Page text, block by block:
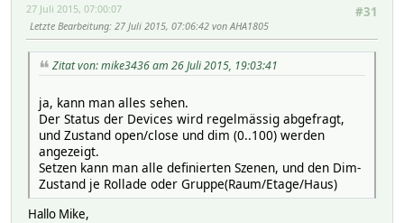
#31
27 Juli 2015, 07:00:07
Letzte Bearbeitung: 27 Juli 2015, 07:06:42 von AHA1805
Zitat von: mike3436 am 26 Juli 2015, 19:03:41
ja, kann man alles sehen.
Der Status der Devices wird regelmässig abgefragt,
und Zustand open/close und dim (0..100) werden
angezeigt.
Setzen kann man alle definierten Szenen, und den Dim-
Zustand je Rollade oder Gruppe(Raum/Etage/Haus)
Hallo Mike,